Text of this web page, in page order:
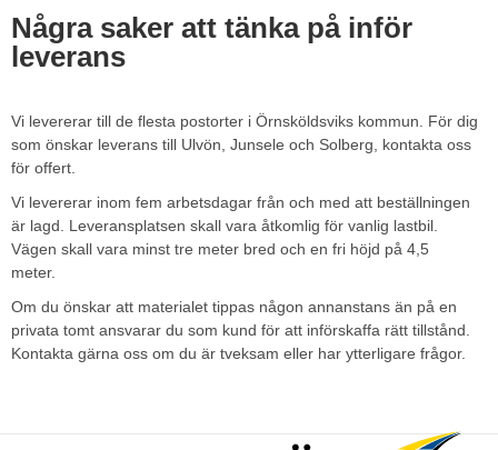
Några saker att tänka på inför
leverans
Vi levererar till de flesta postorter i Örnsköldsviks kommun. För dig
som önskar leverans till Ulvön, Junsele och Solberg, kontakta oss
för offert.
Vi levererar inom fem arbetsdagar från och med att beställningen
är lagd. Leveransplatsen skall vara åtkomlig för vanlig lastbil.
Vägen skall vara minst tre meter bred och en fri höjd på 4,5
meter.
Om du önskar att materialet tippas någon annanstans än på en
privata tomt ansvarar du som kund för att införskaffa rätt tillstånd.
Kontakta gärna oss om du är tveksam eller har ytterligare frågor.